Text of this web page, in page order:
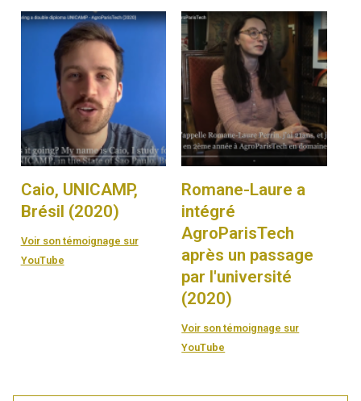
Caio, UNICAMP,
Brésil (2020)
Voir son témoignage sur
YouTube
Romane-Laure a
intégré
AgroParisTech
après un passage
par l'université
(2020)
Voir son témoignage sur
YouTube